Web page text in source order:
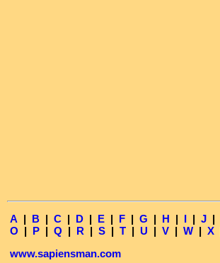
A | B | C | D | E | F | G | H | I | J |
O | P | Q | R | S | T | U | V | W | X
www.sapiensman.com